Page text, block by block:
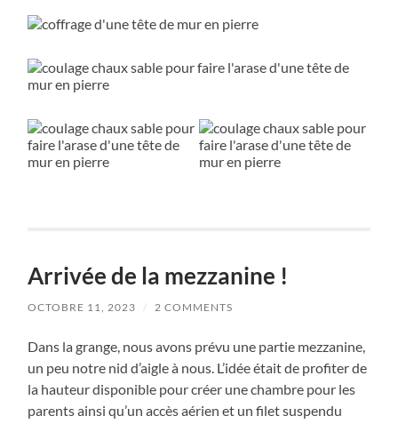
Arrivée de la mezzanine !
OCTOBRE 11, 2023 / 2 COMMENTS
Dans la grange, nous avons prévu une partie mezzanine,
un peu notre nid d’aigle à nous. L’idée était de profiter de
la hauteur disponible pour créer une chambre pour les
parents ainsi qu’un accès aérien et un filet suspendu